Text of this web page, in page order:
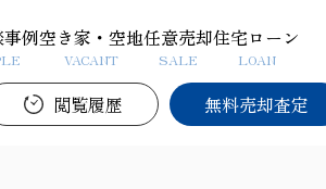
例空き家・空地
VACANT
任意売却
SALE
住宅ローン
LOAN
閲覧履歴 無料売却査定